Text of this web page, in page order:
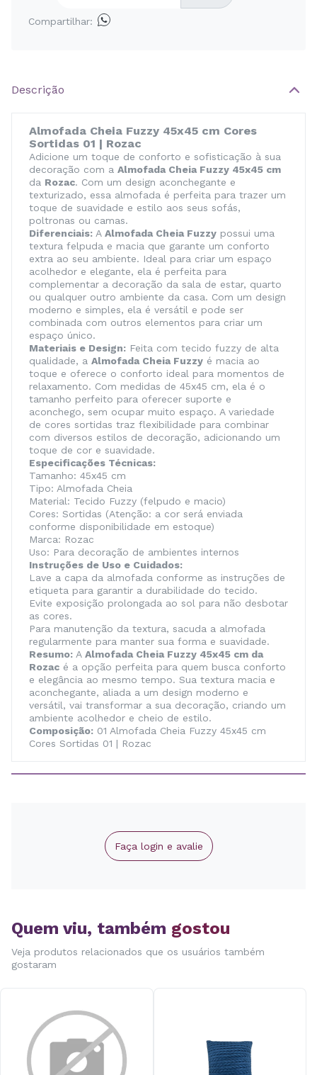
Compartilhar:
Descrição
Almofada Cheia Fuzzy 45x45 cm Cores
Sortidas 01 | Rozac
Adicione um toque de conforto e sofisticação à sua
decoração com a Almofada Cheia Fuzzy 45x45 cm
da Rozac. Com um design aconchegante e
texturizado, essa almofada é perfeita para trazer um
toque de suavidade e estilo aos seus sofás,
poltronas ou camas.
Diferenciais: A Almofada Cheia Fuzzy possui uma
textura felpuda e macia que garante um conforto
extra ao seu ambiente. Ideal para criar um espaço
acolhedor e elegante, ela é perfeita para
complementar a decoração da sala de estar, quarto
ou qualquer outro ambiente da casa. Com um design
moderno e simples, ela é versátil e pode ser
combinada com outros elementos para criar um
espaço único.
Materiais e Design: Feita com tecido fuzzy de alta
qualidade, a Almofada Cheia Fuzzy é macia ao
toque e oferece o conforto ideal para momentos de
relaxamento. Com medidas de 45x45 cm, ela é o
tamanho perfeito para oferecer suporte e
aconchego, sem ocupar muito espaço. A variedade
de cores sortidas traz flexibilidade para combinar
com diversos estilos de decoração, adicionando um
toque de cor e suavidade.
Especificações Técnicas:
Tamanho: 45x45 cm
Tipo: Almofada Cheia
Material: Tecido Fuzzy (felpudo e macio)
Cores: Sortidas (Atenção: a cor será enviada
conforme disponibilidade em estoque)
Marca: Rozac
Uso: Para decoração de ambientes internos
Instruções de Uso e Cuidados:
Lave a capa da almofada conforme as instruções de
etiqueta para garantir a durabilidade do tecido.
Evite exposição prolongada ao sol para não desbotar
as cores.
Para manutenção da textura, sacuda a almofada
regularmente para manter sua forma e suavidade.
Resumo: A Almofada Cheia Fuzzy 45x45 cm da
Rozac é a opção perfeita para quem busca conforto
e elegância ao mesmo tempo. Sua textura macia e
aconchegante, aliada a um design moderno e
versátil, vai transformar a sua decoração, criando um
ambiente acolhedor e cheio de estilo.
Composição: 01 Almofada Cheia Fuzzy 45x45 cm
Cores Sortidas 01 | Rozac
Faça login e avalie
Quem viu, também gostou
Veja produtos relacionados que os usuários também
gostaram